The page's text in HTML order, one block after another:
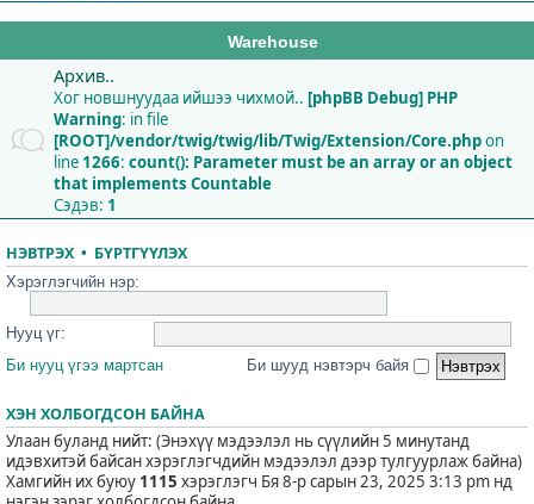
Warehouse
Архив..
Хог новшнуудаа ийшээ чихмой.. [phpBB Debug] PHP
Warning: in file
[ROOT]/vendor/twig/twig/lib/Twig/Extension/Core.phpon
line 1266: count(): Parameter must be an array or an object
that implements Countable
Сэдэв: 1
НЭВТРЭХ• БҮРТГҮҮЛЭХ
Хэрэглэгчийн нэр:
Нууц үг:
Би нууц үгээ мартсан
Би шууд нэвтэрч байя
ХЭН ХОЛБОГДСОН БАЙНА
Улаан буланд нийт: (Энэхүү мэдээлэл нь сүүлийн 5 минутанд
идэвхитэй байсан хэрэглэгчдийн мэдээлэл дээр тулгуурлаж байна)
Хамгийн их буюу 1115 хэрэглэгч Бя 8-р сарын 23, 2025 3:13 pm нд